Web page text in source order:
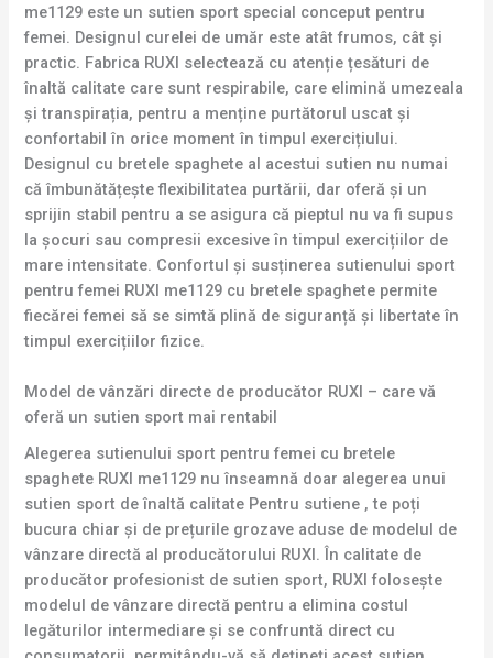
me1129 este un sutien sport special conceput pentru
femei. Designul curelei de umăr este atât frumos, cât și
practic. Fabrica RUXI selectează cu atenție țesături de
înaltă calitate care sunt respirabile, care elimină umezeala
și transpirația, pentru a menține purtătorul uscat și
confortabil în orice moment în timpul exercițiului.
Designul cu bretele spaghete al acestui sutien nu numai
că îmbunătățește flexibilitatea purtării, dar oferă și un
sprijin stabil pentru a se asigura că pieptul nu va fi supus
la șocuri sau compresii excesive în timpul exercițiilor de
mare intensitate. Confortul și susținerea sutienului sport
pentru femei RUXI me1129 cu bretele spaghete permite
fiecărei femei să se simtă plină de siguranță și libertate în
timpul exercițiilor fizice.
Model de vânzări directe de producător RUXI – care vă
oferă un sutien sport mai rentabil
Alegerea sutienului sport pentru femei cu bretele
spaghete RUXI me1129 nu înseamnă doar alegerea unui
sutien sport de înaltă calitate Pentru sutiene , te poți
bucura chiar și de prețurile grozave aduse de modelul de
vânzare directă al producătorului RUXI. În calitate de
producător profesionist de sutien sport, RUXI folosește
modelul de vânzare directă pentru a elimina costul
legăturilor intermediare și se confruntă direct cu